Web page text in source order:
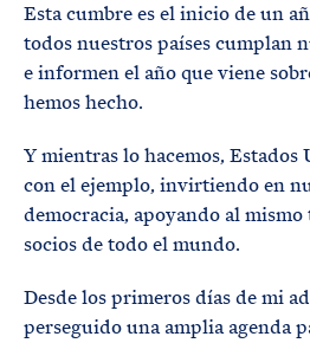
Esta cumbre es el inicio de un
todos nuestros países cumplan
e informen el año que viene
hemos hecho.
Y mientras lo hacemos, Estados
con el ejemplo, invirtiendo en
democracia, apoyando al
socios de todo el mundo.
Desde los primeros días de mi
perseguido una amplia agenda